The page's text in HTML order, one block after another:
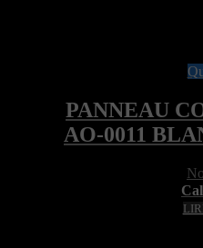
PANNEAU
AO-0011